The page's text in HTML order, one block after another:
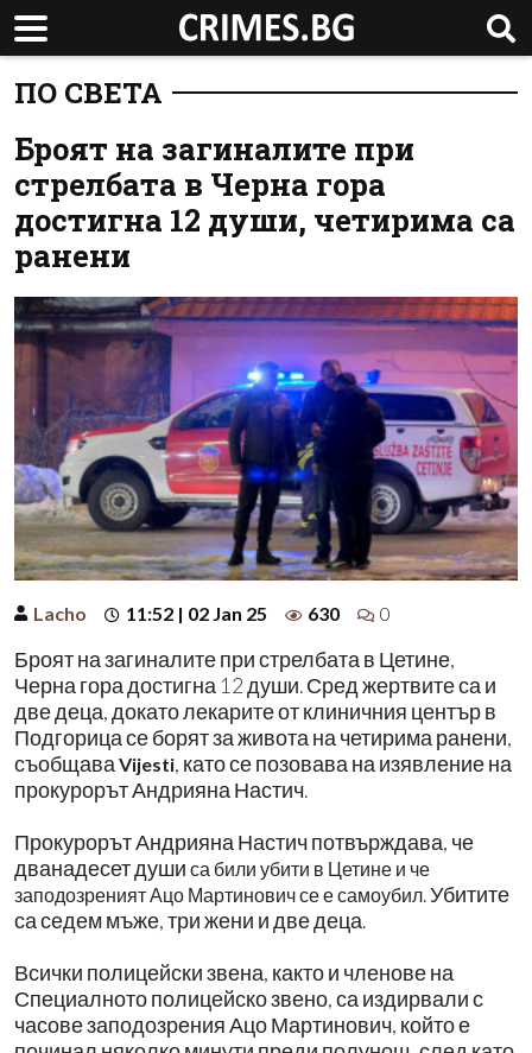
ПО СВЕТА
Броят на загиналите при
стрелбата в Черна гора
достигна 12 души, четирима са
ранени
Lacho 11:52 | 02 Jan 25 630 0
Броят на загиналите при стрелбата в Цетине,
Черна гора достигна 12 души. Сред жертвите са и
две деца, докато лекарите от клиничния център в
Подгорица се борят за живота на четирима ранени,
съобщава Vijesti, като се позовава на изявление на
прокурорът Андрияна Настич.
Прокурорът Андрияна Настич потвърждава, че
дванадесет души са били убити в Цетине и че
заподозреният Ацо Мартинович се е самоубил. Убитите
са седем мъже, три жени и две деца.
Всички полицейски звена, както и членове на
Специалното полицейско звено, са издирвали с
часове заподозрения Ацо Мартинович, който е